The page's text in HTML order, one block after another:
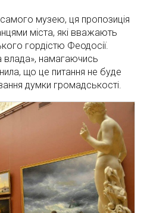
музею, ця пропозиція
міста, які вважають
гордістю Феодосії.
влада», намагаючись
що це питання не буде
думки громадськості.